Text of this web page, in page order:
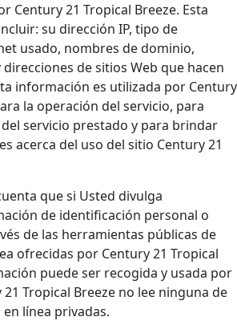
Century 21 Tropical Breeze. Esta
su dirección IP, tipo de
usado, nombres de dominio,
de sitios Web que hacen
información es utilizada por Century
la operación del servicio, para
servicio prestado y para brindar
acerca del uso del sitio Century 21
que si Usted divulga
de identificación personal o
de las herramientas públicas de
ofrecidas por Century 21 Tropical
puede ser recogida y usada por
Tropical Breeze no lee ninguna de
línea privadas.